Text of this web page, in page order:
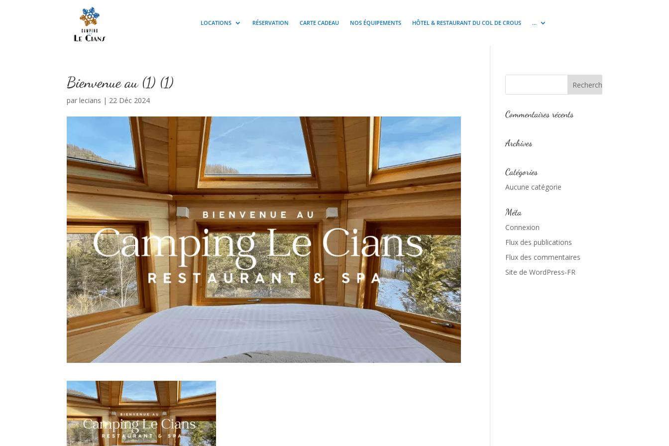
LOCATIONS RÉSERVATION CARTE CADEAU NOS ÉQUIPEMENTS HÔTEL & RESTAURANT DU COL DE CROUS …
Bienvenue au (1) (1)
parlecians | 22 Déc 2024
Commentaires récents
Archives
Catégories
Aucune catégorie
Méta
Connexion
Flux des publications
Flux des commentaires
Site de WordPress-FR